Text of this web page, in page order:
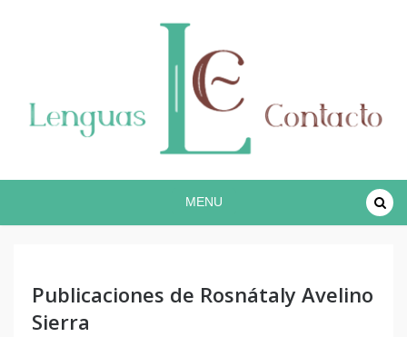
Español en contacto
MENU
Publicaciones de Rosnátaly Avelino
Sierra